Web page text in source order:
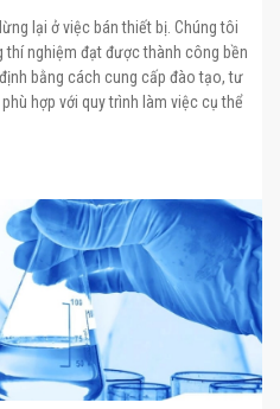
lại ở việc bán thiết bị. Chúng tôi
nghiệm đạt được thành công bền
bằng cách cung cấp đào tạo, tư
hợp với quy trình làm việc cụ thể